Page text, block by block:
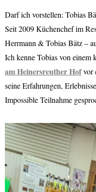
Darf ich vorstellen: Tobias
Seit 2009 Küchenchef im
Herrmann & Tobias Bätz –
Ich kenne Tobias von einem
am Heinersreuther Hofvor
seine Erfahrungen,
Impossible Teilnahme